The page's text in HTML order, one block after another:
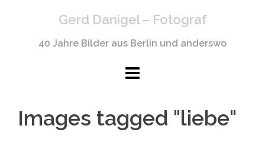
Gerd Danigel – Fotograf
40 Jahre Bilder aus Berlin und anderswo
Images tagged "liebe"